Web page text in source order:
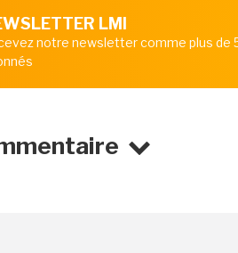
LMI
notre newsletter comme plus